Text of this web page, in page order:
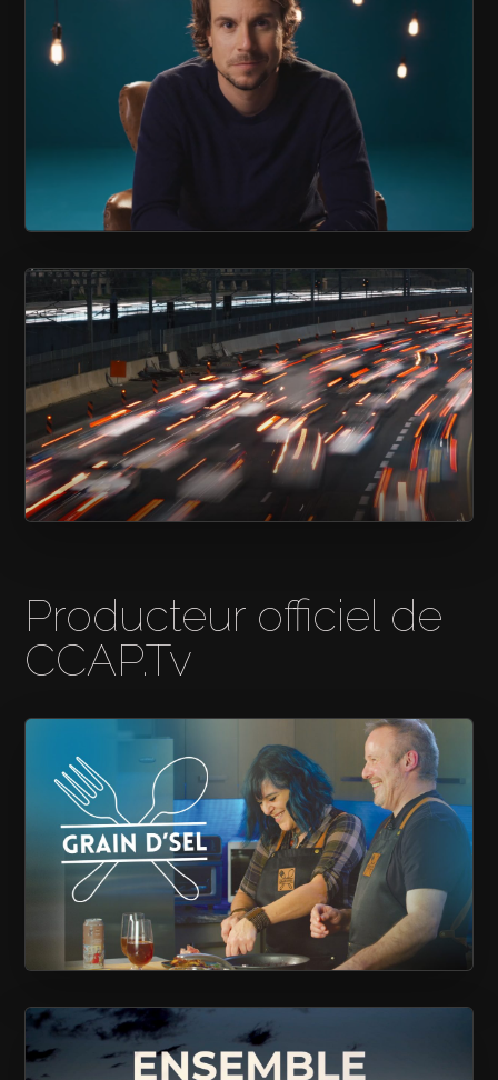
ASSOCIATION QUÉBÉCOISE DE
PRÉVENTION DU SUICIDE
Producteur officiel de
CCAP.Tv
GRAIN D’SEL